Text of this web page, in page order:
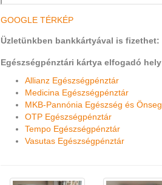
GOOGLE TÉRKÉP
Üzletünkben bankkártyával is fizethet:
Egészségpénztári kártya elfogadó
Allianz Egészségpénztár
Medicina Egészségpénztár
MKB-Pannónia Egészség és
OTP Egészségpénztár
Tempo Egészségpénztár
Vasutas Egészségpénztár